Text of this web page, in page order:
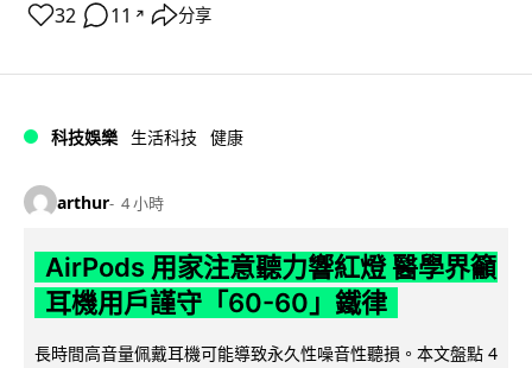
32 11 ↗ 分享
科技娛樂 生活科技 健康
arthur 4 小時
AirPods 用家注意聽力響紅燈 醫學界籲
耳機用戶謹守「60-60」鐵律
長時間高音量佩戴耳機可能導致永久性噪音性聽損。本文盤點 4